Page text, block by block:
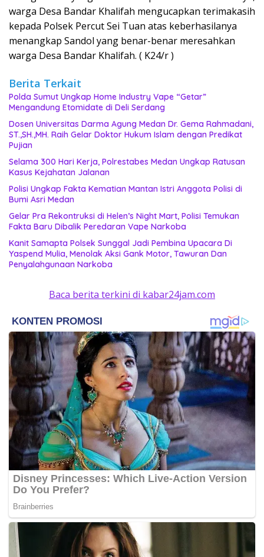
warga Desa Bandar Khalifah mengucapkan terimakasih
kepada Polsek Percut Sei Tuan atas keberhasilanya
menangkap Sandol yang benar-benar meresahkan
warga Desa Bandar Khalifah. ( K24/r )
Berita Terkait
‎Polda Sumut Ungkap Home Industry Vape “Getar”
Mengandung Etomidate di Deli Serdang ‎
Dosen Universitas Darma Agung Medan Dr. Gema Rahmadani,
ST.,SH.,MH. Raih Gelar Doktor Hukum Islam dengan Predikat
Pujian
Selama 300 Hari Kerja, Polrestabes Medan Ungkap Ratusan
Kasus Kejahatan Jalanan
Polisi Ungkap Fakta Kematian Mantan Istri Anggota Polisi di
Bumi Asri Medan
Gelar Pra Rekontruksi di Helen’s Night Mart, Polisi Temukan
Fakta Baru Dibalik Peredaran Vape Narkoba
Kanit Samapta Polsek Sunggal Jadi Pembina Upacara Di
Yaspend Mulia, Menolak Aksi Gank Motor, Tawuran Dan
Penyalahgunaan Narkoba
Baca berita terkini di kabar24jam.com